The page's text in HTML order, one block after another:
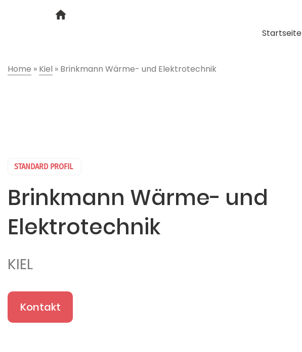
Startseite
Home » Kiel » Brinkmann Wärme- und Elektrotechnik
STANDARD PROFIL
Brinkmann Wärme- und
Elektrotechnik
KIEL
Kontakt